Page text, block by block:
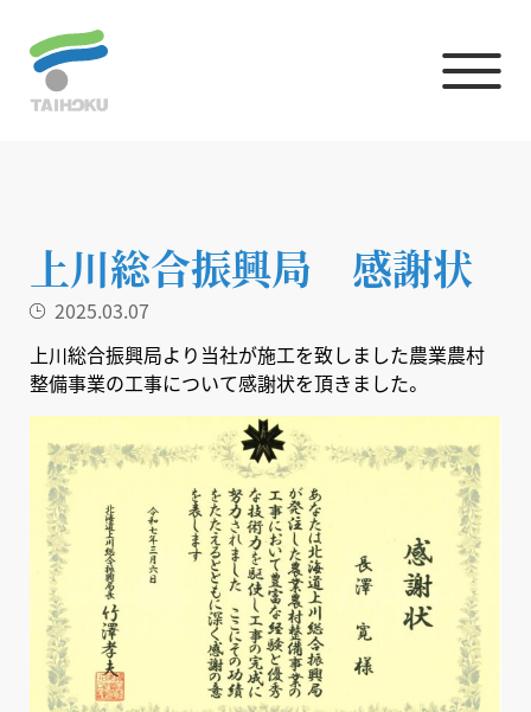
上川総合振興局 感謝状
2025.03.07
上川総合振興局より当社が施工を致しました農業農村
整備事業の工事について感謝状を頂きました。